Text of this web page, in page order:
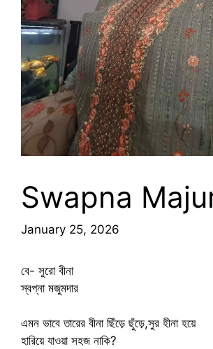
Swapna
January 25, 2026
বে- সুরো বীনা
স্বপ্না মজুমদার
এমন ভাবে তারের বীনা ছিঁড়ে ছুঁড়ে,সুর হীনা হয়ে
হারিয়ে যাওয়া সহজ নাকি?